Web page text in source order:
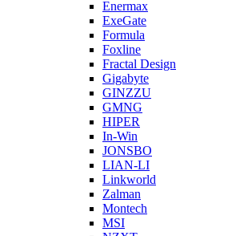
Enermax
ExeGate
Formula
Foxline
Fractal Design
Gigabyte
GINZZU
GMNG
HIPER
In-Win
JONSBO
LIAN-LI
Linkworld
Zalman
Montech
MSI